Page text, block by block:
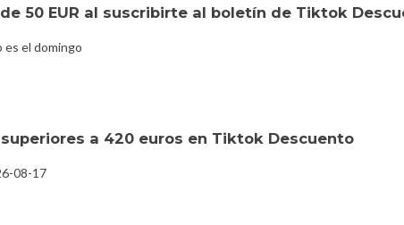
50 EUR al suscribirte al boletín de Tiktok
es el domingo
a 420 euros en Tiktok Descuento
08-17